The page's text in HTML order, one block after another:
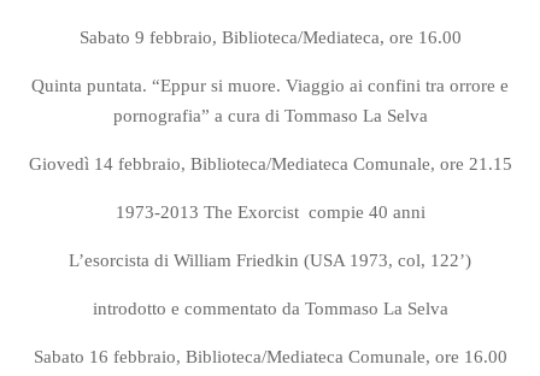
Sabato 9 febbraio, Biblioteca/Mediateca, ore 16.00
Quinta puntata. “Eppur si muore. Viaggio ai confini tra orrore e
pornografia” a cura di Tommaso La Selva
Giovedì 14 febbraio, Biblioteca/Mediateca Comunale, ore 21.15
1973-2013 The Exorcist compie 40 anni
L’esorcista di William Friedkin (USA 1973, col, 122’)
introdotto e commentato da Tommaso La Selva
Sabato 16 febbraio, Biblioteca/Mediateca Comunale, ore 16.00